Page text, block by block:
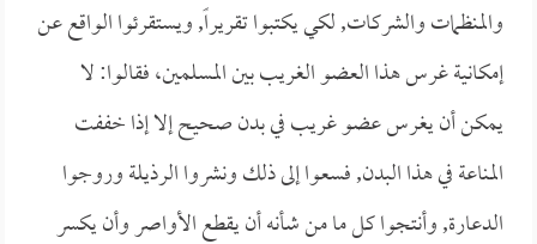
والمنظمات والشركات, لكي يكتبوا تقريراً, ويستقرئوا الواقع عن
إمكانية غرس هذا العضو الغريب بين المسلمين، فقالوا: لا
يمكن أن يغرس عضو غريب في بدن صحيح إلا إذا خففت
المناعة في هذا البدن, فسعوا إلى ذلك ونشروا الرذيلة وروجوا
الدعارة, وأنتجوا كل ما من شأنه أن يقطع الأواصر وأن يكسر